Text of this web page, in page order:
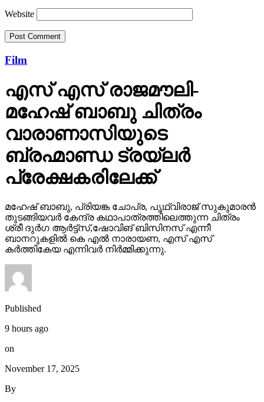
Website
Film
എസ് എസ് രാജമൗലി-
മഹേഷ് ബാബു ചിത്രം
വാരാണാസിയുടെ
ബ്രഹ്മാണ്ഡ ട്രയ്ലർ
പ്രേക്ഷകരിലേക്ക്
മഹേഷ് ബാബു, പ്രിയങ്ക ചോപ്ര, പൃഥ്വിരാജ് സുകുമാരൻ
തുടങ്ങിയവർ കേന്ദ്ര കഥാപാത്രത്തിലെത്തുന്ന ചിത്രം
ശ്രീ ദുർഗ ആർട്ട്സ്,ഷോവിങ് ബിസിനസ് എന്നീ
ബാനറുകളിൽ കെ എൽ നാരായണ, എസ് എസ്
കർത്തികേയ എന്നിവർ നിർമ്മിക്കുന്നു.
Published
9 hours ago
on
November 17, 2025
By